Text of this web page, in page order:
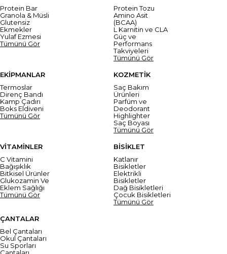
Protein Bar
Granola & Müsli
Glutensiz
Ekmekler
Yulaf Ezmesi
Tümünü Gör
Protein Tozu
Amino Asit
(BCAA)
L Karnitin ve CLA
Güç ve
Performans
Takviyeleri
Tümünü Gör
EKİPMANLAR
Termoslar
Direnç Bandı
Kamp Çadırı
Boks Eldiveni
Tümünü Gör
KOZMETİK
Saç Bakım
Ürünleri
Parfüm ve
Deodorant
Highlighter
Saç Boyası
Tümünü Gör
VİTAMİNLER
C Vitamini
Bağışıklık
Bitkisel Ürünler
Glukozamin Ve
Eklem Sağlığı
Tümünü Gör
BİSİKLET
Katlanır
Bisikletler
Elektrikli
Bisikletler
Dağ Bisikletleri
Çocuk Bisikletleri
Tümünü Gör
ÇANTALAR
Bel Çantaları
Okul Çantaları
Su Sporları